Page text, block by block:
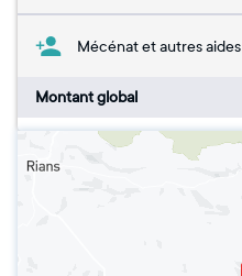
Mécénat et autres aides
Montant global